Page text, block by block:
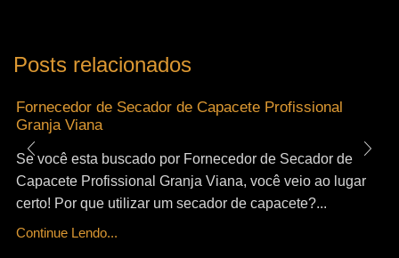
Posts relacionados
Fornecedor de Secador de Capacete Profissional
Granja Viana
Se você esta buscado por Fornecedor de Secador de
Capacete Profissional Granja Viana, você veio ao lugar
certo! Por que utilizar um secador de capacete?...
Continue Lendo...